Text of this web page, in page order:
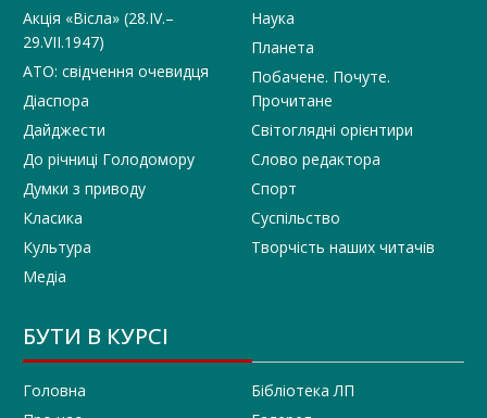
Акція «Вісла» (28.IV.–
29.VII.1947)
АТО: свідчення очевидця
Діаспора
Дайджести
До річниці Голодомору
Думки з приводу
Класика
Культура
Медіа
Наука
Планета
Побачене. Почуте.
Прочитане
Світоглядні орієнтири
Слово редактора
Спорт
Суспільство
Творчість наших читачів
БУТИ В КУРСІ
Головна
Бібліотека ЛП